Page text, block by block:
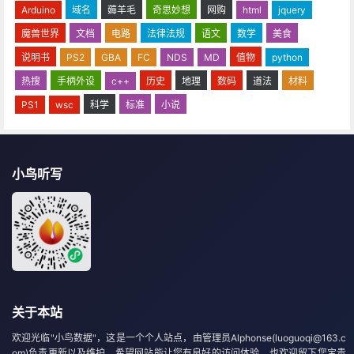
Arduino 域名 薅羊毛 奇思妙想 网购 html
jquery
魔兽世界
文档 电路 法律法规 语文 数学
美食
说明书
PS2 GBA FC NDS MD 值物
python
热搜
手柄外设 c++ 历史 地理 数码 道法
材料
PS1
wsc 科学 标准 小说
小鸟听写
关于本站
欢迎光临"小鸟数据"，这是一个个人站点，由管理员Alphonse(luoguoqi@163.c